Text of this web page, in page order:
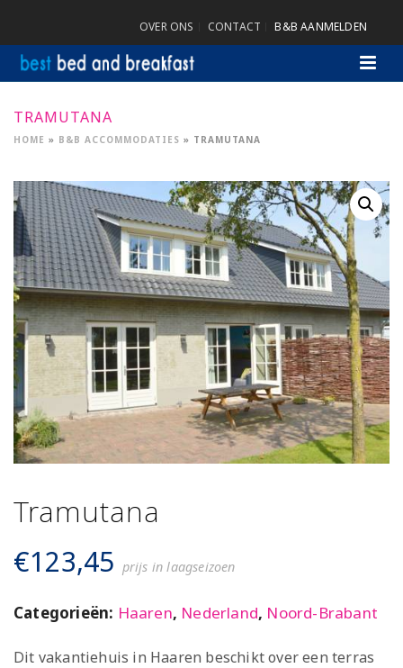
OVER ONS CONTACT B&B AANMELDEN
TRAMUTANA
HOME » B&B ACCOMMODATIES » TRAMUTANA
Tramutana
€123,45 prijs in laagseizoen
Categorieën: Haaren, Nederland, Noord-Brabant
Dit vakantiehuis in Haaren beschikt over een terras